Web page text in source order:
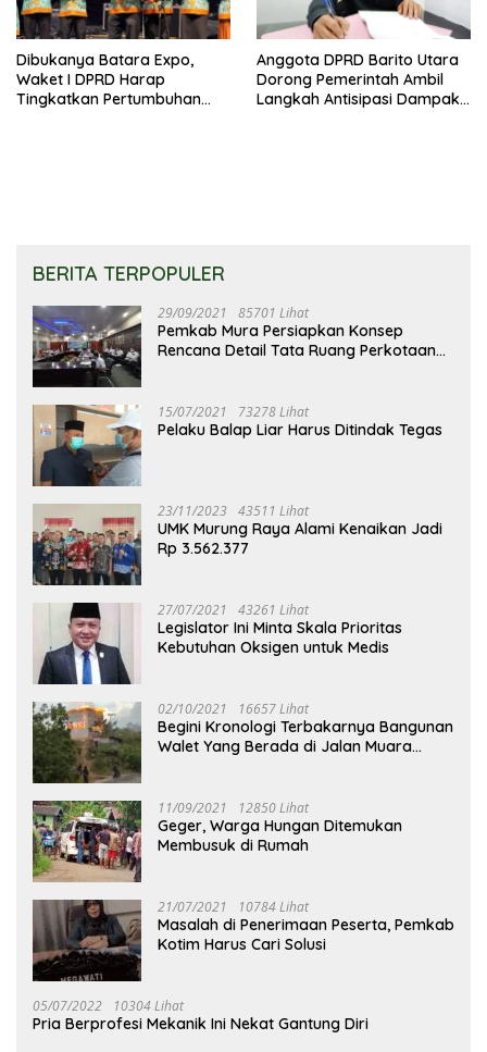
Dibukanya Batara Expo,
Waket I DPRD Harap
Tingkatkan Pertumbuhan
Anggota DPRD Barito Utara
Dorong Pemerintah Ambil
Langkah Antisipasi Dampak
BERITA TERPOPULER
29/09/2021 85701 Lihat
Pemkab Mura Persiapkan Konsep
Rencana Detail Tata Ruang Perkotaan
15/07/2021 73278 Lihat
Pelaku Balap Liar Harus Ditindak Tegas
23/11/2023 43511 Lihat
UMK Murung Raya Alami Kenaikan Jadi
Rp 3.562.377
27/07/2021 43261 Lihat
Legislator Ini Minta Skala Prioritas
Kebutuhan Oksigen untuk Medis
02/10/2021 16657 Lihat
Begini Kronologi Terbakarnya Bangunan
Walet Yang Berada di Jalan Muara
11/09/2021 12850 Lihat
Geger, Warga Hungan Ditemukan
Membusuk di Rumah
21/07/2021 10784 Lihat
Masalah di Penerimaan Peserta, Pemkab
Kotim Harus Cari Solusi
05/07/2022 10304 Lihat
Pria Berprofesi Mekanik Ini Nekat Gantung Diri